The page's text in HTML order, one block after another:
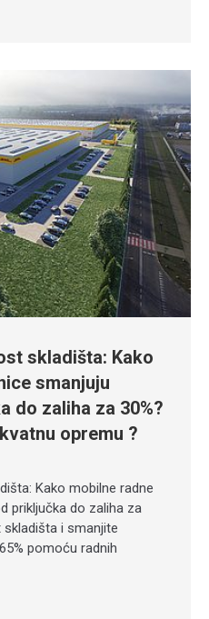
skladišta: Kako
smanjuju
do zaliha za 30%?
opremu ?
Kako mobilne radne
priključka do zaliha za
i smanjite
pomoću radnih